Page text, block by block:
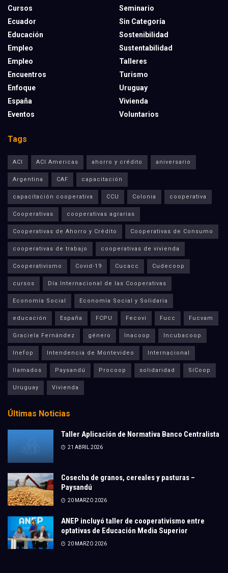
Cursos
Ecuador
Educación
Empleo
Empleo
Encuentros
Enfoque
España
Eventos
Seminario
Sin Categoría
Sostenibilidad
Sustentabilidad
Talleres
Turismo
Uruguay
Vivienda
Voluntarios
Tags
ACI ACI Americas ahorro y crédito aniversario
Argentina CAF capacitación
capacitación cooperativa CCU Colonia cooperativa
Cooperativas cooperativas agrarias
Cooperativas de Ahorro y Crédito Cooperativas de Consumo
cooperativas de trabajo cooperativas de vivienda
Cooperativismo Covid-19 Cucacc Cudecoop
cursos Día Internacional de las Cooperativas
Economía Social Economía Social y Solidaria
educación España FCPU Fecovi Fucc Fucvam
Graciela Fernández género Inacoop Incubacoop
Inefop Intendencia de Montevideo Internacional
llamados Paysandú Procoop solidaridad SíCoop
Uruguay Vivienda
Últimas Noticias
Taller Aplicación de Normativa Banco Centralista
21 ABRIL 2026
Cosecha de granos, cereales y pasturas –
Paysandú
20 MARZO 2026
ANEP incluyó taller de cooperativismo entre
optativas de Educación Media Superior
20 MARZO 2026